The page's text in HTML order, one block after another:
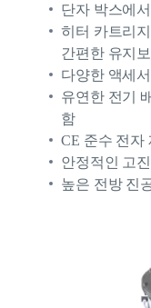
단자 박스에
히터 카트리
간편한 유지
다양한 액세서
유연한 전기
함
CE 준수 전자
안정적인 고
높은 전방 진